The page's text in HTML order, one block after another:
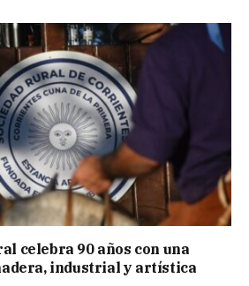
celebra 90 años con una
industrial y artística